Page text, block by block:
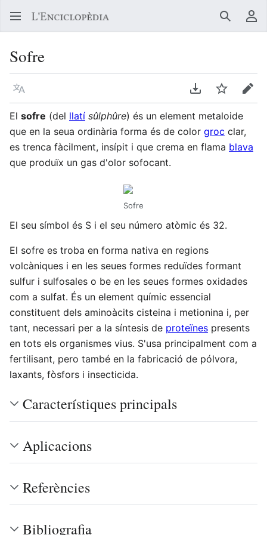
Buscar
Sofre
Llegir en un atre idioma Descarregar en
Vigilar
El sofre (del llatí sûlphûre) és un element metaloide
que en la seua ordinària forma és de color groc clar,
es trenca fàcilment, insípit i que crema en flama blava
que produïx un gas d'olor sofocant.
Sofre
El seu símbol és S i el seu número atòmic és 32.
El sofre es troba en forma nativa en regions
volcàniques i en les seues formes reduïdes formant
sulfur i sulfosales o be en les seues formes oxidades
com a sulfat. És un element químic essencial
constituent dels aminoàcits cisteina i metionina​ i, per
tant, necessari per a la síntesis de proteïnes presents
en tots els organismes vius. S'usa principalment com a
fertilisant, pero també en la fabricació de pólvora,
laxants, fòsfors i insecticida.
Característiques principals
Aplicacions
Referències
Bibliografia